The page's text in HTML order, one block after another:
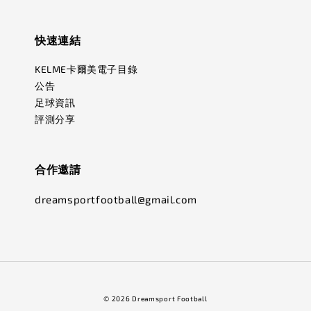
快速連結
KELME卡爾美電子目錄
公告
足球資訊
評測分享
合作邀請
dreamsportfootball@gmail.com
© 2026 Dreamsport Football